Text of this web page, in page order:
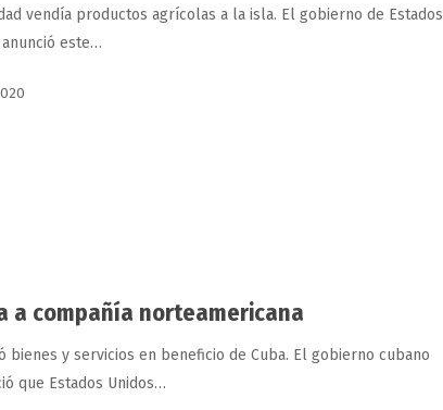
vendía productos agrícolas a la isla. El gobierno de Estados
anunció este…
a compañía norteamericana
bienes y servicios en beneficio de Cuba. El gobierno cubano
que Estados Unidos…